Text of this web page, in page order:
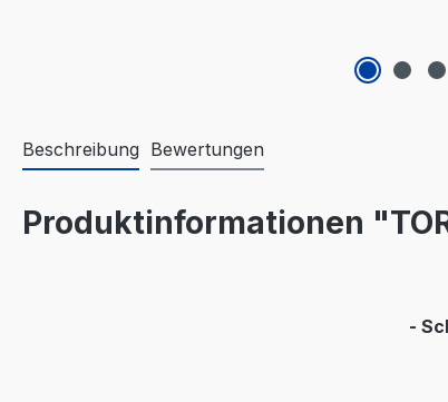
Beschreibung Bewertungen
Produktinformationen
-